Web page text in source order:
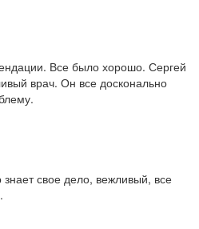
Все было хорошо. Сергей
врач. Он все досконально
свое дело, вежливый, все